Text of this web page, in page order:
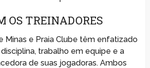
OS TREINADORES
Minas e Praia Clube têm enfatizado
trabalho em equipe e a
de suas jogadoras. Ambos